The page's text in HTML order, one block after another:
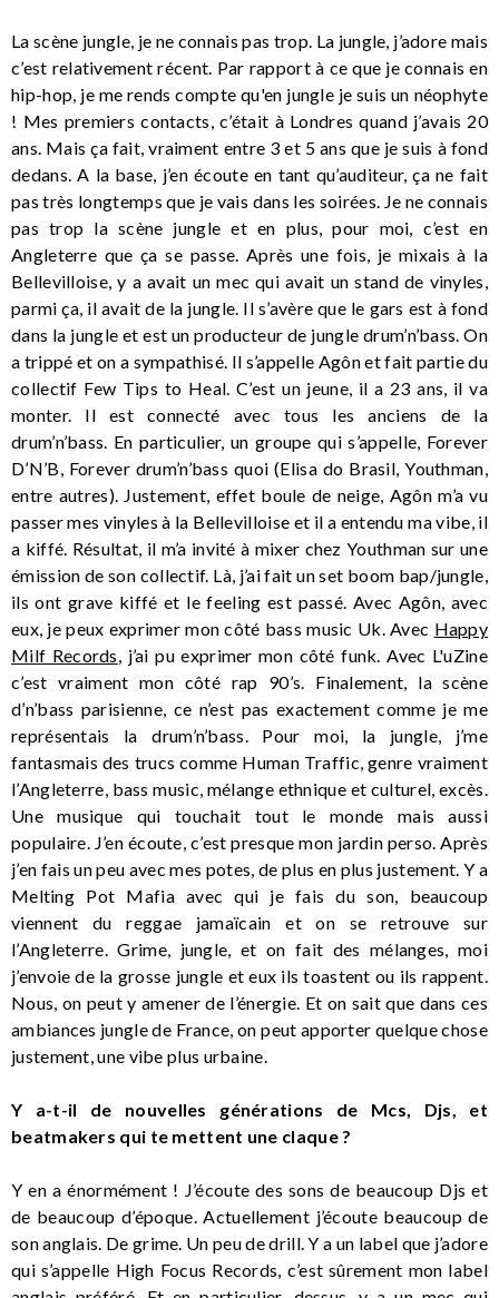
La scène jungle, je ne connais pas trop. La jungle, j’adore mais
c’est relativement récent. Par rapport à ce que je connais en
hip-hop, je me rends compte qu'en jungle je suis un néophyte
! Mes premiers contacts, c’était à Londres quand j’avais 20
ans. Mais ça fait, vraiment entre 3 et 5 ans que je suis à fond
dedans. A la base, j’en écoute en tant qu’auditeur, ça ne fait
pas très longtemps que je vais dans les soirées. Je ne connais
pas trop la scène jungle et en plus, pour moi, c’est en
Angleterre que ça se passe. Après une fois, je mixais à la
Bellevilloise, y a avait un mec qui avait un stand de vinyles,
parmi ça, il avait de la jungle. Il s’avère que le gars est à fond
dans la jungle et est un producteur de jungle drum’n’bass. On
a trippé et on a sympathisé. Il s’appelle Agôn et fait partie du
collectif Few Tips to Heal. C’est un jeune, il a 23 ans, il va
monter. Il est connecté avec tous les anciens de la
drum’n’bass. En particulier, un groupe qui s’appelle, Forever
D’N’B, Forever drum’n’bass quoi (Elisa do Brasil, Youthman,
entre autres). Justement, effet boule de neige, Agôn m’a vu
passer mes vinyles à la Bellevilloise et il a entendu ma vibe, il
a kiffé. Résultat, il m’a invité à mixer chez Youthman sur une
émission de son collectif. Là, j’ai fait un set boom bap/jungle,
ils ont grave kiffé et le feeling est passé. Avec Agôn, avec
eux, je peux exprimer mon côté bass music Uk. Avec Happy
Milf Records, j’ai pu exprimer mon côté funk. Avec L'uZine
c’est vraiment mon côté rap 90’s. Finalement, la scène
d’n’bass parisienne, ce n’est pas exactement comme je me
représentais la drum’n’bass. Pour moi, la jungle, j’me
fantasmais des trucs comme Human Traffic, genre vraiment
l’Angleterre, bass music, mélange ethnique et culturel, excès.
Une musique qui touchait tout le monde mais aussi
populaire. J’en écoute, c’est presque mon jardin perso. Après
j’en fais un peu avec mes potes, de plus en plus justement. Y a
Melting Pot Mafia avec qui je fais du son, beaucoup
viennent du reggae jamaïcain et on se retrouve sur
l’Angleterre. Grime, jungle, et on fait des mélanges, moi
j’envoie de la grosse jungle et eux ils toastent ou ils rappent.
Nous, on peut y amener de l’énergie. Et on sait que dans ces
ambiances jungle de France, on peut apporter quelque chose
justement, une vibe plus urbaine.
Y a-t-il de nouvelles générations de Mcs, Djs, et
beatmakers qui te mettent une claque ?
Y en a énormément ! J’écoute des sons de beaucoup Djs et
de beaucoup d’époque. Actuellement j’écoute beaucoup de
son anglais. De grime. Un peu de drill. Y a un label que j’adore
qui s’appelle High Focus Records, c’est sûrement mon label